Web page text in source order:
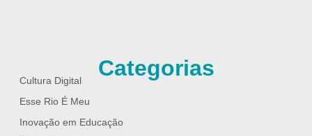
Categorias
Cultura Digital
Esse Rio É Meu
Inovação em Educação